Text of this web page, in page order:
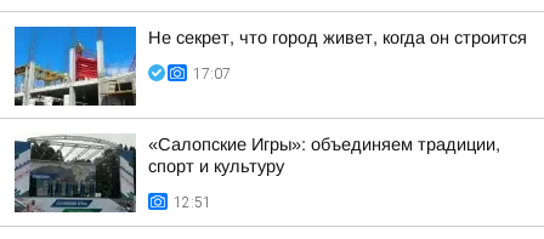
Не секрет, что город живет, когда он строится
17:07
«Салопские Игры»: объединяем традиции,
спорт и культуру
12:51